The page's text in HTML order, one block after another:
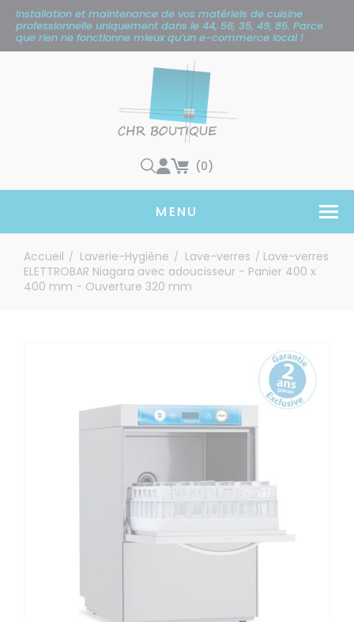
Installation et maintenance de vos matériels de cuisine
professionnelle uniquement dans le 44, 56, 35, 49, 85. Parce
que rien ne fonctionne mieux qu’un e-commerce local !
(0)
MENU
Accueil / Laverie-Hygiène / Lave-verres / Lave-verres
ELETTROBAR Niagara avec adoucisseur - Panier 400 x
400 mm - Ouverture 320 mm
Panneau de gestion des cookies